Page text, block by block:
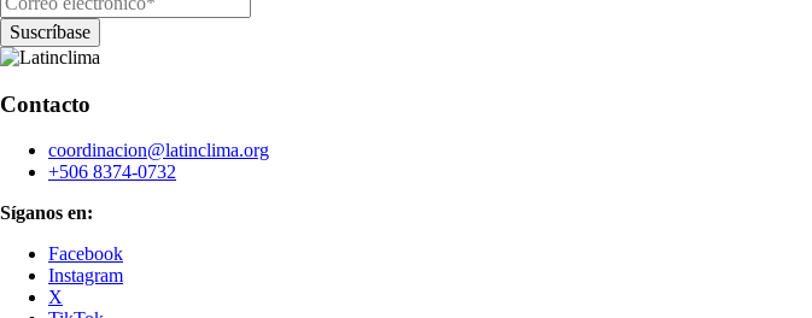
Contacto
coordinacion@latinclima.org
+506 8374-0732
Síganos en:
Facebook
Instagram
X